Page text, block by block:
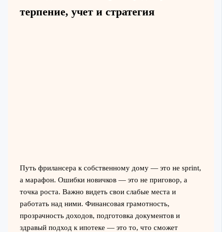
терпение, учет и стратегия
Путь фрилансера к собственному дому — это не sprint,
а марафон. Ошибки новичков — это не приговор, а
точка роста. Важно видеть свои слабые места и
работать над ними. Финансовая грамотность,
прозрачность доходов, подготовка документов и
здравый подход к ипотеке — это то, что сможет